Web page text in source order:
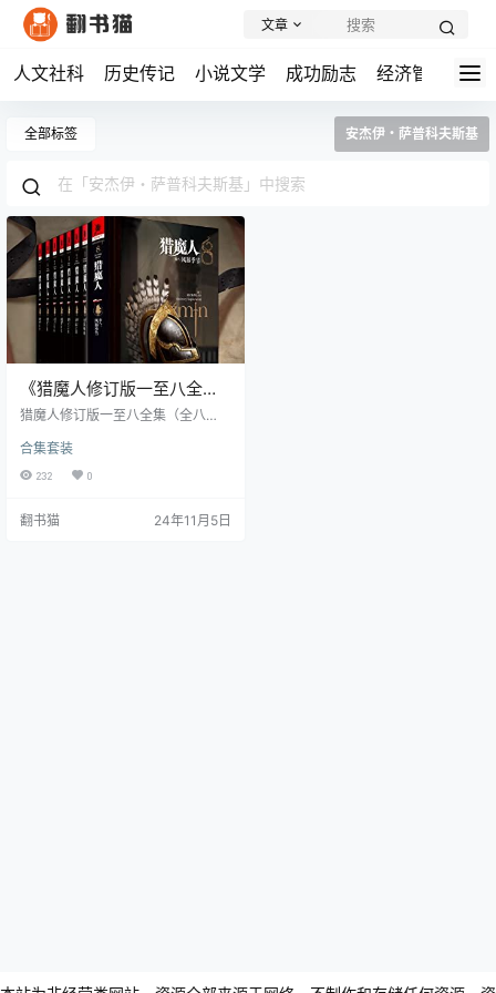
人文社科 历史传记 小说文学 成功励志 经济管理 学
文章
全部标签 安杰伊・萨普科夫斯基
《猎魔人修订版一至八全集
（全八卷）》丨安杰伊・萨
的黑暗奇幻史诗
猎魔人修订版一至八全集（全八
普科夫斯基的《猎魔人》系列是一
部独具特色的奇幻文学作品。故事
间传说与黑暗现实相互交织的奇幻
合集套装
232 0
翻书猫 24年11月5日